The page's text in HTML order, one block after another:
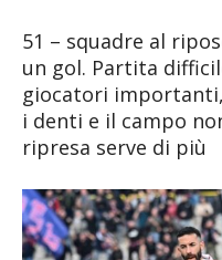
51 – squadre al
un gol. Partita
giocatori
i denti e il campo
ripresa serve di più